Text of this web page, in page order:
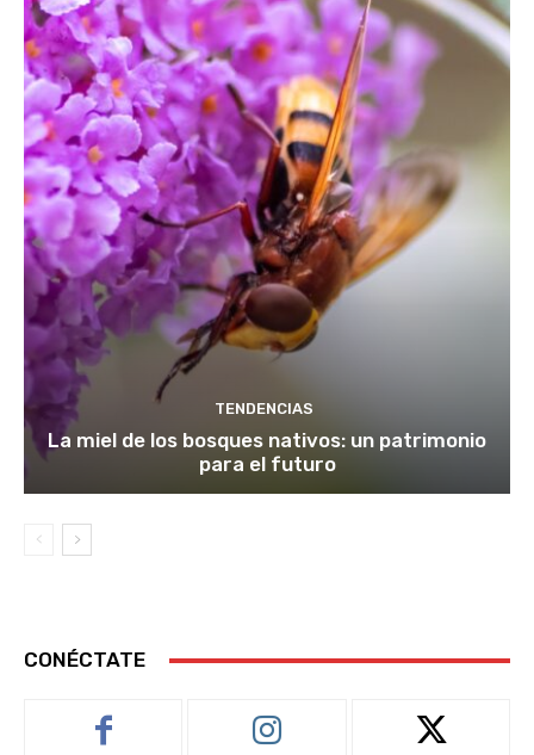
TENDENCIAS
La miel de los bosques nativos: un patrimonio
para el futuro
CONÉCTATE